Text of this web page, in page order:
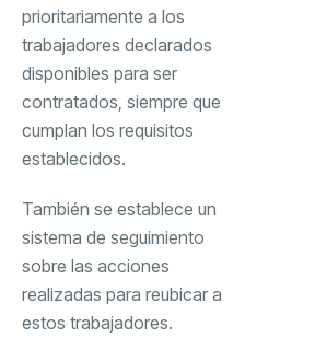
prioritariamente a los
trabajadores declarados
disponibles para ser
contratados, siempre que
cumplan los requisitos
establecidos.
También se establece un
sistema de seguimiento
sobre las acciones
realizadas para reubicar a
estos trabajadores.